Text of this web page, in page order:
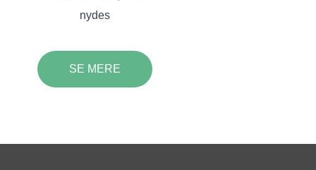
nydes
SE MERE